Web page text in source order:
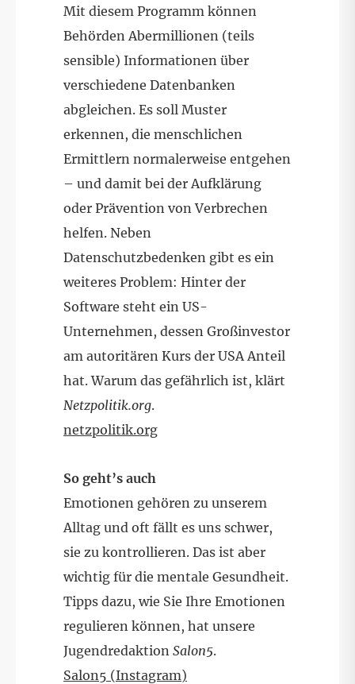
Mit diesem Programm können
Behörden Abermillionen (teils
sensible) Informationen über
verschiedene Datenbanken
abgleichen. Es soll Muster
erkennen, die menschlichen
Ermittlern normalerweise entgehen
– und damit bei der Aufklärung
oder Prävention von Verbrechen
helfen. Neben
Datenschutzbedenken gibt es ein
weiteres Problem: Hinter der
Software steht ein US-
Unternehmen, dessen Großinvestor
am autoritären Kurs der USA Anteil
hat. Warum das gefährlich ist, klärt
Netzpolitik.org.
netzpolitik.org
So geht’s auch
Emotionen gehören zu unserem
Alltag und oft fällt es uns schwer,
sie zu kontrollieren. Das ist aber
wichtig für die mentale Gesundheit.
Tipps dazu, wie Sie Ihre Emotionen
regulieren können, hat unsere
Jugendredaktion Salon5.
Salon5 (Instagram)